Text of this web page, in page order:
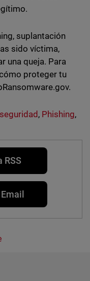
suplantación
sido víctima,
una queja. Para
proteger tu
, Phishing,
RSS